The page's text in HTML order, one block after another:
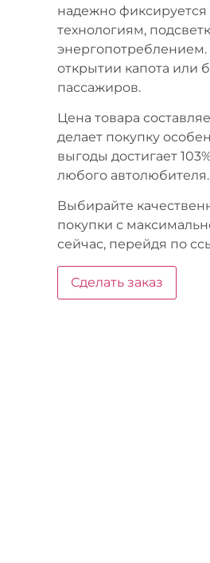
надежно
технологиям,
энергопотреблением.
открытии капота или
пассажиров.
Цена товара
делает покупку
выгоды достигает
любого автолюбителя.
Выбирайте
покупки с
сейчас, перейдя по
Сделать заказ